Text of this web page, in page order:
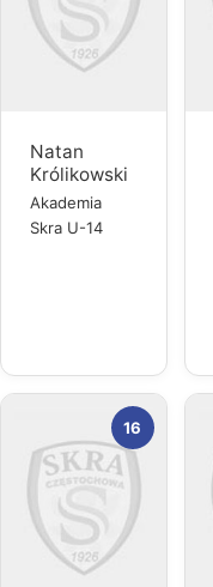
Natan
Królikowski
Akademia
Skra U-14
16